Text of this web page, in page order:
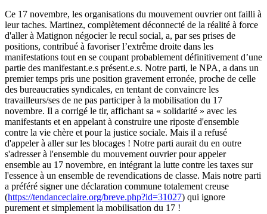
Ce 17 novembre, les organisations du mouvement ouvrier ont failli à
leur taches. Martinez, complètement déconnecté de la réalité à force
d'aller à Matignon négocier le recul social, a, par ses prises de
positions, contribué à favoriser l’extrême droite dans les
manifestations tout en se coupant probablement définitivement d’une
partie des manifestant.e.s présent.e.s. Notre parti, le NPA, a dans un
premier temps pris une position gravement erronée, proche de celle
des bureaucraties syndicales, en tentant de convaincre les
travailleurs/ses de ne pas participer à la mobilisation du 17
novembre. Il a corrigé le tir, affichant sa « solidarité » avec les
manifestants et en appelant à construire une riposte d'ensemble
contre la vie chère et pour la justice sociale. Mais il a refusé
d'appeler à aller sur les blocages ! Notre parti aurait du en outre
s'adresser à l'ensemble du mouvement ouvrier pour appeler
ensemble au 17 novembre, en intégrant la lutte contre les taxes sur
l'essence à un ensemble de revendications de classe. Mais notre parti
a préféré signer une déclaration commune totalement creuse
(https://tendanceclaire.org/breve.php?id=31027) qui ignore
purement et simplement la mobilisation du 17 !